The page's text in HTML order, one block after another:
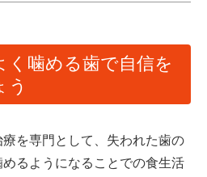
く噛める歯で自信を
う
を専門として、失われた歯の
るようになることでの食生活